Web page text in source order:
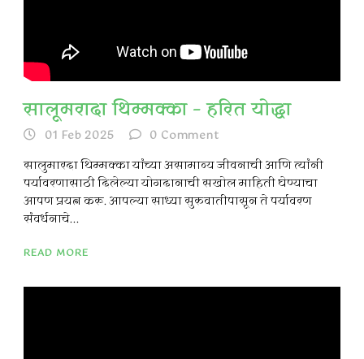
सालूमरादा थिम्मक्का – हरित योद्धा
01 Feb 2025 0 Comment
सालुमारदा थिम्मक्का यांच्या असामान्य जीवनाची आणि त्यांनी
पर्यावरणासाठी दिलेल्या योगदानाची सखोल माहिती घेण्याचा
आपण प्रयत्न करू. आपल्या साध्या सुरुवातीपासून ते पर्यावरण
संवर्धनाचे...
READ MORE